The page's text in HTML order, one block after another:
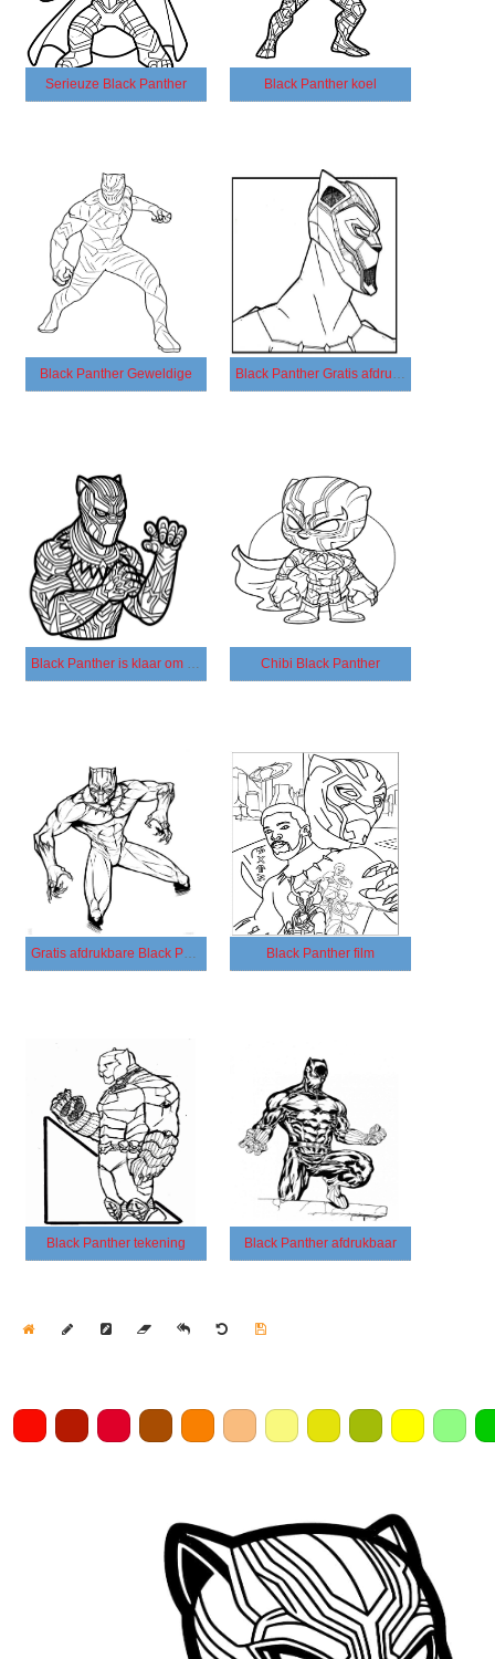
Serieuze Black Panther Black Panther koel
Black Panther Geweldige Black Panther Gratis afdrukbaar
Black Panther is klaar om te vechten Chibi Black Panther
Gratis afdrukbare Black Panther Black Panther film
Black Panther tekening Black Panther afdrukbaar